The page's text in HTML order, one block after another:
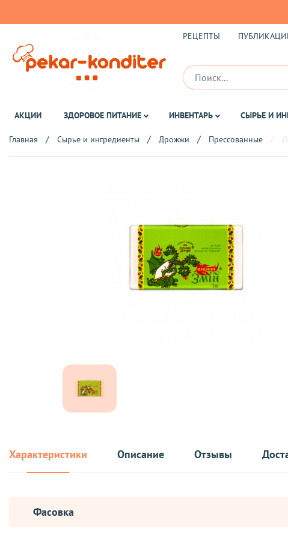
РЕЦЕПТЫ
АКЦИИ ЗДОРОВОЕ ПИТАНИЕ ИНВЕНТАРЬ СЫРЬЕ И
Главная Сырье и ингредиенты Дрожжи Прессованные
Характеристики Описание Отзывы
Фасовка